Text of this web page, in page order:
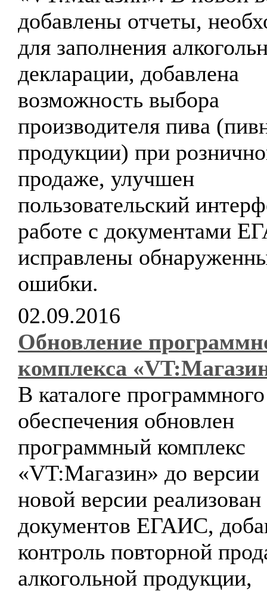
добавлены отчеты,
для заполнения
декларации, добавлена
возможность выбора
производителя пива
продукции) при
продаже, улучшен
пользовательский
работе с документами
исправлены
ошибки.
02.09.2016
Обновление
комплекса
В каталоге программного
обеспечения обновлен
программный комплекс
«VT:Магазин» до
новой версии реализован
документов ЕГАИС,
контроль повторной
алкогольной продукции,